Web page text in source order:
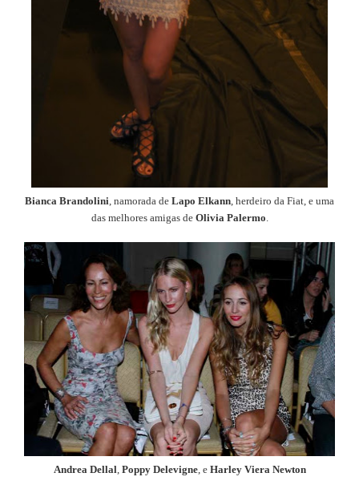
Bianca Brandolini, namorada de Lapo Elkann, herdeiro da Fiat, e uma
das melhores amigas de Olivia Palermo.
Andrea Dellal, Poppy Delevigne, e Harley Viera Newton